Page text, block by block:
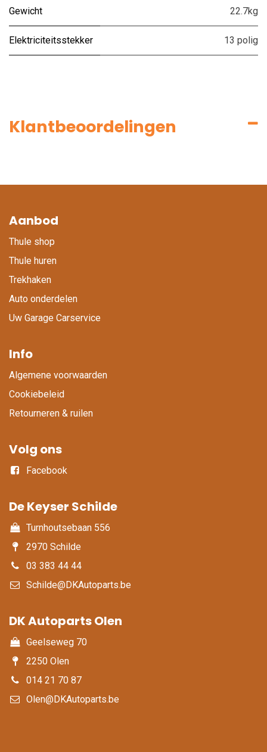
Gewicht 22.7kg
Elektriciteitsstekker 13 polig
Klantbeoordelingen
Aanbod
Thule shop
Thule huren
Trekhaken
Auto onderdelen
Uw Garage Carservice
Info
Algemene voorwaarden
Cookiebeleid
Retourneren & ruilen
Volg ons
Facebook
De Keyser Schilde
Turnhoutsebaan 556
2970 Schilde
03 383 44 44
Schilde@DKAutoparts.be
DK Autoparts Olen​
Geelseweg 70
2250 Olen
014 21 70 87
Olen@DKAutoparts.be